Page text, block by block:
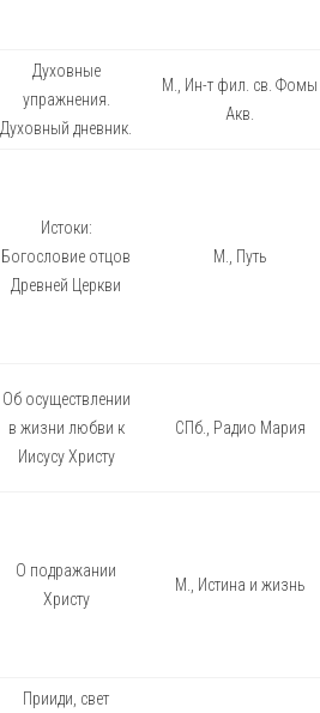
Духовные
упражнения.
Духовный дневник.
М., Ин-т фил. св. Фомы
Акв.
Истоки:
Богословие отцов
Древней Церкви
М., Путь
Об осуществлении
в жизни любви к
Иисусу Христу
СПб., Радио Мария
О подражании
Христу
М., Истина и жизнь
Прииди, свет